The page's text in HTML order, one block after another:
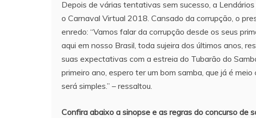
Depois de várias tentativas sem sucesso, a
o Carnaval Virtual 2018. Cansado da corrupção, o
enredo: “Vamos falar da corrupção desde os seus
aqui em nosso Brasil, toda sujeira dos últimos anos,
suas expectativas com a estreia do Tubarão do
primeiro ano, espero ter um bom samba, que já é
será simples.” – ressaltou.
Confira abaixo a sinopse e as regras do concurso de